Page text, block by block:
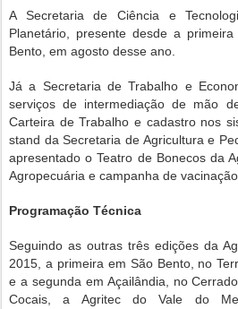
A Secretaria de Ciência e
Planetário, presente desde a
Bento, em agosto desse ano.
Já a Secretaria de Trabalho e
serviços de intermediação de mão
Carteira de Trabalho e cadastro nos
stand da Secretaria de Agricultura e
apresentado o Teatro de Bonecos da
Agropecuária e campanha de vacinação
Programação Técnica
Seguindo as outras três edições da
2015, a primeira em São Bento, no
e a segunda em Açailândia, no
Cocais, a Agritec do Vale do